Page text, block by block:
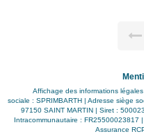
Disponible à partir du 01 mars ! Loyer HC :
Affichage des informations
sociale : SPRIMBARTH | Adresse siège
97150 SAINT MARTIN | Siret :
Intracommunautaire : FR25500023817
Assurance